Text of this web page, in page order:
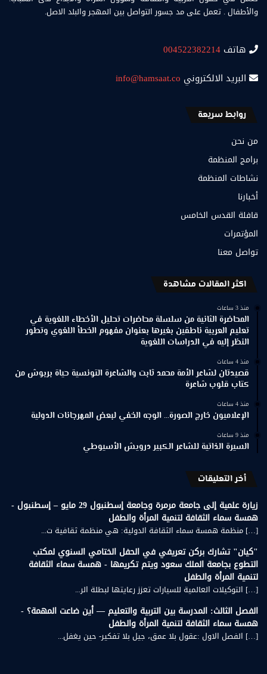
والأطفال . تعمل على مد جسور التواصل بين المهجر والبلد الاصل.
هاتف 004522382214
البريد الالكتروني info@hamsaat.co
روابط سريعة
من نحن
برامج المنظمة
نشاطات المنظمة
أخبارنا
قافلة القدس الخامس
المؤتمرات
تواصل معنا
اكثر المقالات مشاهدة
منذ 3 ساعات
المحاضرة الثانية من سلسلة محاضرات تحليل الأخطاء اللغوية في
تعليم العربية ناطقين بغيرها بعنوان مفهوم الخطأ اللغوي وتطور
النظر إليه في الدراسات اللغوية
منذ 4 ساعات
قصيدتان لشاعر الأمة محمد ثابت والشاعرة التونسية حياة بربوش من
كتاب قلوب شاعرة
منذ 4 ساعات
الإعلاميون خارج الصورة… الوجه الخفي لبعض المهرجانات الدولية
منذ 9 ساعات
السيرة الذاتية للشاعر الكبير درويش الأسيوطي
أخر التعليقات
زيارة علمية إلى جامعة مرمرة وجامعة إسطنبول 29 مايو – إسطنبول -
همسة سماء الثقافة لتنمية المرأة والطفل
[…] منظمة همسة سماء الثقافة الدولية: هي منظمة ثقافية ت...
"كيان" تشارك بركن تعريفي في الحفل الختامي السنوي لمكتب
التطوع بجامعة الملك سعود ويتم تكريمها - همسة سماء الثقافة
لتنمية المرأة والطفل
[…] التوكيلات العالمية للسيارات تعزز رعايتها لبطلة الر...
الفصل الثالث: المدرسة بين التربية والتعليم — أين ضاعت المهمة؟ -
همسة سماء الثقافة لتنمية المرأة والطفل
[…] الفصل الاول :عقول بلا عمق، جيل بلا تفكير- حين يغفل...